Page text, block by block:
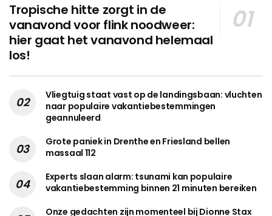
Tropische hitte zorgt in de
vanavond voor flink noodweer:
hier gaat het vanavond helemaal
los!
Vliegtuig staat vast op de landingsbaan: vluchten
naar populaire vakantiebestemmingen
geannuleerd
Grote paniek in Drenthe en Friesland bellen
massaal 112
Experts slaan alarm: tsunami kan populaire
vakantiebestemming binnen 21 minuten bereiken
Onze gedachten zijn momenteel bij Dionne Stax